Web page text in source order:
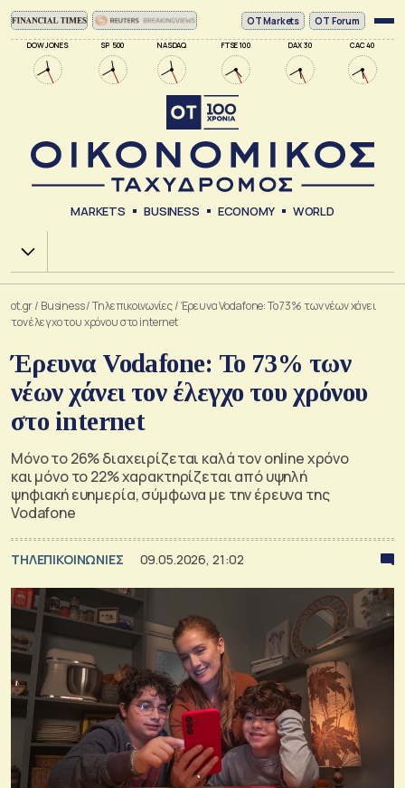
DOW JONES SP 500 NASDAQ FTSE 100 DAX 30 CAC 40
ΟΤ Markets OT Forum
MARKETS BUSINESS ECONOMY WORLD
Χ.Α.
ot.gr/ Business/Τηλεπικοινωνίες/Έρευνα Vodafone: Το 73% των νέων χάνει
τον έλεγχο του χρόνου στο internet
Έρευνα Vodafone: Το 73% των
νέων χάνει τον έλεγχο του χρόνου
στο internet
Μόνο το 26% διαχειρίζεται καλά τον online χρόνο
και μόνο το 22% χαρακτηρίζεται από υψηλή
ψηφιακή ευημερία, σύμφωνα με την έρευνα της
Vodafone
ΤΗΛΕΠΙΚΟΙΝΩΝΙΕΣ 09.05.2026, 21:02